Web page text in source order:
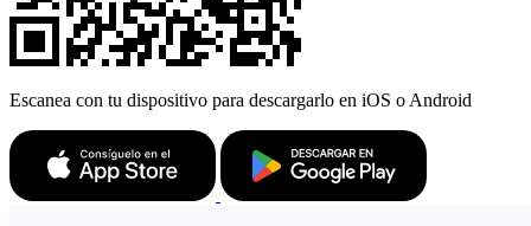
Escanea con tu dispositivo para descargarlo en iOS o Android